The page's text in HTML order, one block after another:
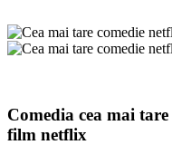
Comedia cea mai
film netflix